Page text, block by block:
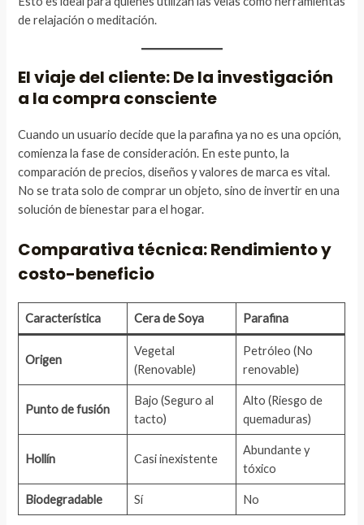
de relajación o meditación.
El viaje del cliente: De la investigación
a la compra consciente
Cuando un usuario decide que la parafina ya no es una opción,
comienza la fase de consideración. En este punto, la
comparación de precios, diseños y valores de marca es vital.
No se trata solo de comprar un objeto, sino de invertir en una
solución de bienestar para el hogar.
Comparativa técnica: Rendimiento y
costo-beneficio
Característica Cera de Soya Parafina
Origen
Vegetal
(Renovable)
Petróleo (No
renovable)
Punto de fusión
Bajo (Seguro al
tacto)
Alto (Riesgo de
quemaduras)
Hollín Casi inexistente
Abundante y
tóxico
Biodegradable Sí No